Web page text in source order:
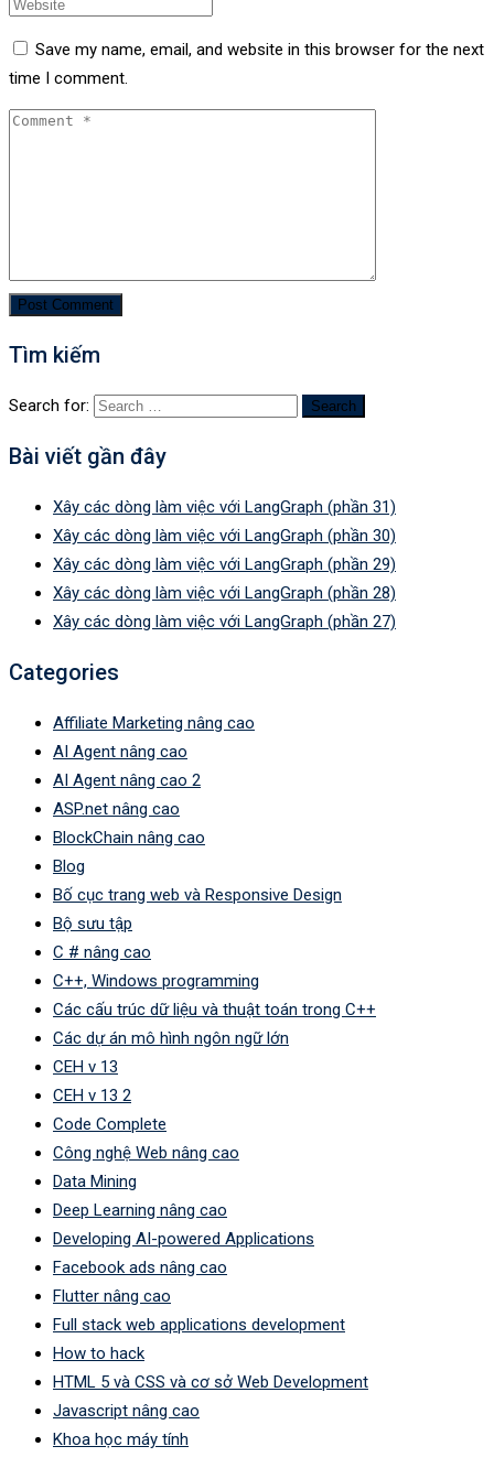
Save my name, email, and website in this browser for the next
time I comment.
Tìm kiếm
Search for:
Bài viết gần đây
Xây các dòng làm việc với LangGraph (phần 31)
Xây các dòng làm việc với LangGraph (phần 30)
Xây các dòng làm việc với LangGraph (phần 29)
Xây các dòng làm việc với LangGraph (phần 28)
Xây các dòng làm việc với LangGraph (phần 27)
Categories
Affiliate Marketing nâng cao
AI Agent nâng cao
AI Agent nâng cao 2
ASP.net nâng cao
BlockChain nâng cao
Blog
Bố cục trang web và Responsive Design
Bộ sưu tập
C # nâng cao
C++, Windows programming
Các cấu trúc dữ liệu và thuật toán trong C++
Các dự án mô hình ngôn ngữ lớn
CEH v 13
CEH v 13 2
Code Complete
Công nghệ Web nâng cao
Data Mining
Deep Learning nâng cao
Developing AI-powered Applications
Facebook ads nâng cao
Flutter nâng cao
Full stack web applications development
How to hack
HTML 5 và CSS và cơ sở Web Development
Javascript nâng cao
Khoa học máy tính